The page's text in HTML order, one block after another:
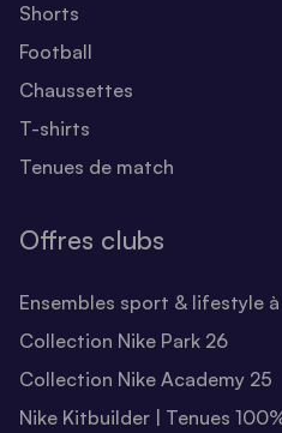
Shorts
Football
Chaussettes
T-shirts
Tenues de match
Offres clubs
Ensembles sport & lifestyle
Collection Nike Park 26
Collection Nike Academy 25
Nike Kitbuilder | Tenues